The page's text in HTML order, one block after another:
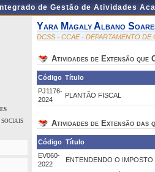
de Gestão de Atividades
Yara Magaly Albano
DCSS - CCAE - DEPARTAMENTO DE
Atividades de Extensão que
Código Título
PJ1176-
2024
PLANTÃO FISCAL
Atividades de Extensão das
Código Título
EV060-
2022
ENTENDENDO O